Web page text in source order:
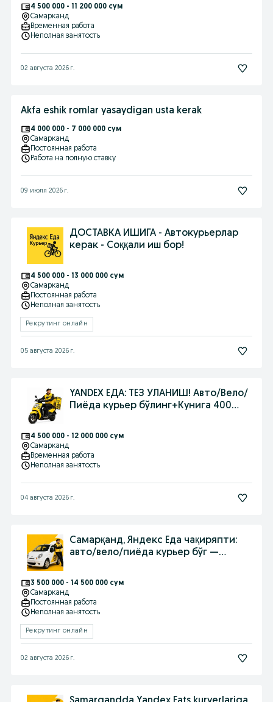
4 500 000 - 11 200 000 сум
Самарканд
Временная работа
Неполная занятость
02 августа 2026 г.
Akfa eshik romlar yasaydigan usta kerak
4 000 000 - 7 000 000 сум
Самарканд
Постоянная работа
Работа на полную ставку
09 июля 2026 г.
ДОСТАВКА ИШИГА - Автокурьерлар
керак - Соққали иш бор!
4 500 000 - 13 000 000 сум
Самарканд
Постоянная работа
Неполная занятость
Рекрутинг онлайн
05 августа 2026 г.
YANDEX ЕДА: ТЕЗ УЛАНИШ! Авто/Вело/
Пиёда курьер бўлинг+Кунига 400
4 500 000 - 12 000 000 сум
Самарканд
Временная работа
Неполная занятость
04 августа 2026 г.
Самарқанд, Яндекс Еда чақиряпти:
авто/вело/пиёда курьер бўг —
3 500 000 - 14 500 000 сум
Самарканд
Постоянная работа
Неполная занятость
Рекрутинг онлайн
02 августа 2026 г.